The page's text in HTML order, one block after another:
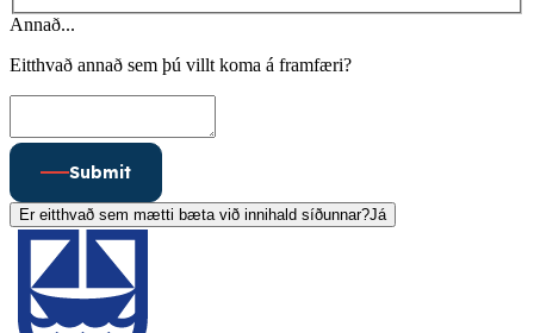
Annað...
Eitthvað annað sem þú villt koma á framfæri?
Submit
Er eitthvað sem mætti bæta við innihald síðunnar?Já